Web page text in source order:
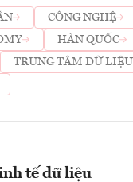
CÔNG NGHỆ
HÀN QUỐC
TRUNG TÂM DỮ LIỆU
tế dữ liệu